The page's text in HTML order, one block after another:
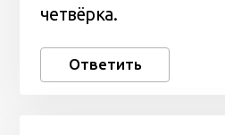
четвёрка.
Ответить